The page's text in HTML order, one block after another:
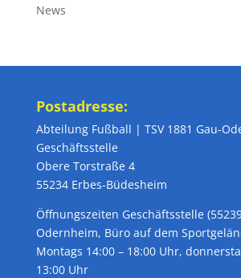
News
Postadresse:
Abteilung Fußball | TSV 1881 Gau-
Geschäftsstelle
Obere Torstraße 4
55234 Erbes-Büdesheim
Öffnungszeiten Geschäftsstelle
Odernheim, Büro auf dem
Montags 14:00 – 18:00 Uhr,
13:00 Uhr